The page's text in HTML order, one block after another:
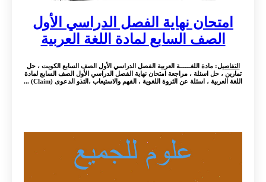
امتحان نهاية الفصل الدراسي الأول
الصف السابع لمادة اللغة العربية
التفاصيل: مادة اللغــــــة العربية الفصل الدراسي الأول الصف السابع الكويت ، حل
تمارين ، حل اسئلة ، مراجعة امتحان نهاية الفصل الدراسي الأول الصف السابع لمادة
اللغة العربية ، اسئلة عن الثروة اللغوية ، الفهم والاستيعاب ،التذو الدعوى (Claim) ...